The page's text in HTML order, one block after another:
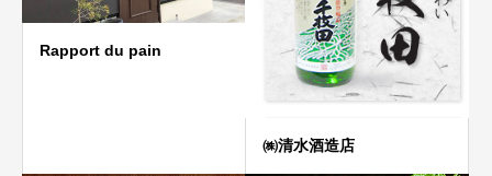
Rapport du pain
㈱清水酒造店